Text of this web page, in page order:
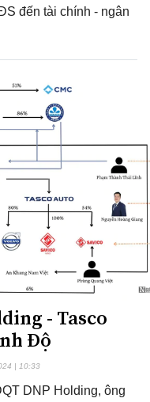
đến tài chính - ngân
- Tasco
Độ
| 10:33
DNP Holding, ông